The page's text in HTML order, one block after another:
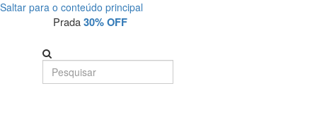
Saltar para o conteúdo principal
Prada30% OFF